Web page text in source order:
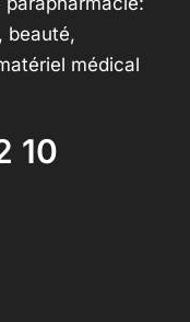
beauté,
médical
10